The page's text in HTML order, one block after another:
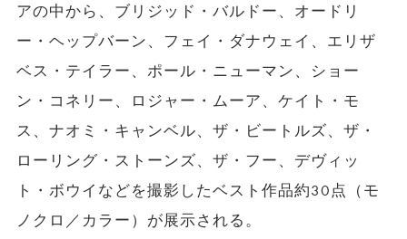
アの中から、ブリジッド・バルドー、オードリ
ー・ヘップバーン、フェイ・ダナウェイ、エリザ
ベス・テイラー、ポール・ニューマン、ショー
ン・コネリー、ロジャー・ムーア、ケイト・モ
ス、ナオミ・キャンベル、ザ・ビートルズ、ザ・
ローリング・ストーンズ、ザ・フー、デヴィッ
ト・ボウイなどを撮影したベスト作品約30点（モ
ノクロ／カラー）が展示される。